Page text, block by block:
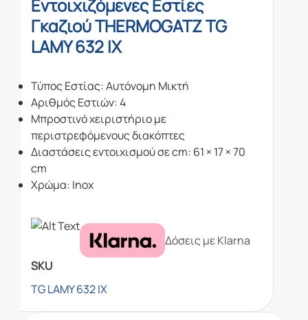
Εντοιχιζόμενες Εστίες
Γκαζιού THERMOGATZ TG
LAMY 632 IX
Τύπος Εστίας: Αυτόνομη Μικτή
Αριθμός Εστιών: 4
Μπροστινό χειριστήριο με
περιστρεφόμενους διακόπτες
Διαστάσεις εντοιχισμού σε cm: 61 × 17 × 70
cm
Χρώμα: Inox
Δόσεις με Klarna
SKU
TG LAMY 632 IX